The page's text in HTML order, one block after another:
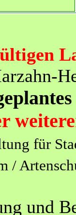
für
/
und